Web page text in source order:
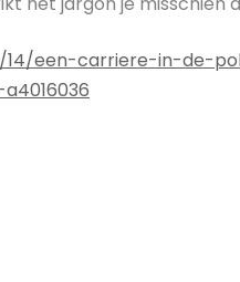
14/een-carriere-in-de-